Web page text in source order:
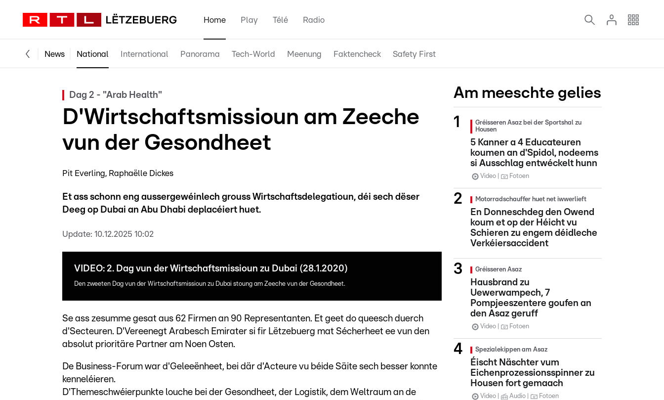
Home Play Télé Radio
News National International Panorama Tech-World Meenung Faktencheck Safety First
Dag 2 - "Arab Health"
D'Wirtschaftsmissioun am Zeeche
vun der Gesondheet
Pit Everling Raphaëlle Dickes
Et ass schonn eng aussergewéinlech grouss Wirtschaftsdelegatioun, déi sech dëser
Deeg op Dubai an Abu Dhabi deplacéiert huet.
Update: 10.12.2025 10:02
VIDEO: 2. Dag vun der Wirtschaftsmissioun zu Dubai (28.1.2020)
Den zweeten Dag vun der Wirtschaftsmissioun zu Dubai stoung am Zeeche vun der Gesondheet.
Se ass zesumme gesat aus 62 Firmen an 90 Representanten. Et geet do queesch duerch
d'Secteuren. D'Vereenegt Arabesch Emirater si fir Lëtzebuerg mat Sécherheet ee vun den
absolut prioritäre Partner am Noen Osten.
De Business-Forum war d'Geleeënheet, bei där d'Acteure vu béide Säite sech besser konnte
kenneléieren.
D'Themeschwéierpunkte louche bei der Gesondheet, der Logistik, dem Weltraum an de
Am meeschte gelies
Gréisseren Asaz bei der Sportshal zu
Housen
5 Kanner a 4 Educateuren
koumen an d'Spidol, nodeems
si Ausschlag entwéckelt hunn
Video Fotoen
Motorradschauffer huet net iwwerlieft
En Donneschdeg den Owend
koum et op der Héicht vu
Schieren zu engem déidleche
Verkéiersaccident
Gréisseren Asaz
Hausbrand zu
Uewerwampech, 7
Pompjeeszentere goufen an
den Asaz geruff
Video Fotoen
Spezialekippen am Asaz
Éischt Näschter vum
Eichenprozessionsspinner zu
Housen fort gemaach
Video Audio Fotoen